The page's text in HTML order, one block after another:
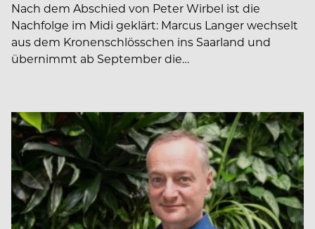
Nach dem Abschied von Peter Wirbel ist die
Nachfolge im Midi geklärt: Marcus Langer wechselt
aus dem Kronenschlösschen ins Saarland und
übernimmt ab September die…